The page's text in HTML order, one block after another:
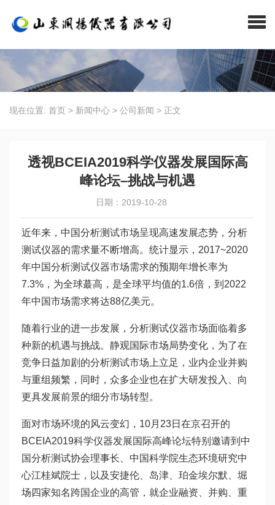
现在位置: 首页 > 新闻中心 > 公司新闻 > 正文
透视BCEIA2019科学仪器发展国际高
峰论坛–挑战与机遇
日期：2019-10-28
近年来，中国分析测试市场呈现高速发展态势，分析
测试仪器的需求量不断增高。统计显示，2017~2020
年中国分析测试仪器市场需求的预期年增长率为
7.3%，为全球蕞高，是全球平均值的1.6倍，到2022
年中国市场需求将达88亿美元。
随着行业的进一步发展，分析测试仪器市场面临着多
种新的机遇与挑战。静观国际市场局势变化，为了在
竞争日益加剧的分析测试市场上立足，业内企业并购
与重组频繁，同时，众多企业也在扩大研发投入、向
更具发展前景的细分市场转型。
面对市场环境的风云变幻，10月23日在京召开的
BCEIA2019科学仪器发展国际高峰论坛特别邀请到中
国分析测试协会理事长、中国科学院生态环境研究中
心江桂斌院士，以及安捷伦、岛津、珀金埃尔默、堀
场四家知名跨国企业的高管，就企业融资、并购、重